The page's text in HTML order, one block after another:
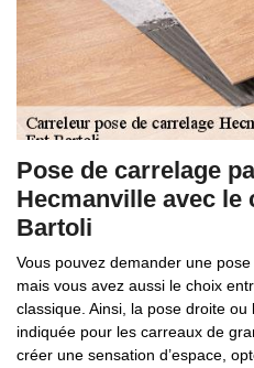
Pose de carrelage
Hecmanville avec le
Bartoli
Vous pouvez demander une
mais vous avez aussi le choix
classique. Ainsi, la pose droite
indiquée pour les carreaux de
créer une sensation d’espace,